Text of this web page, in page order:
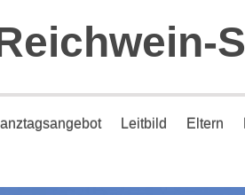
Leitbild Eltern